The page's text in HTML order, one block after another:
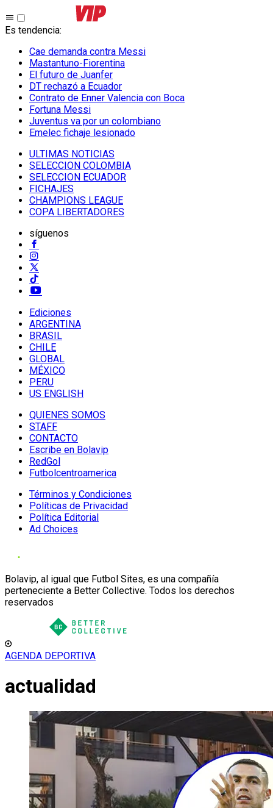
Es tendencia:
Cae demanda contra Messi
Mastantuno-Fiorentina
El futuro de Juanfer
DT rechazó a Ecuador
Contrato de Enner Valencia con Boca
Fortuna Messi
Juventus va por un colombiano
Emelec fichaje lesionado
ULTIMAS NOTICIAS
SELECCION COLOMBIA
SELECCION ECUADOR
FICHAJES
CHAMPIONS LEAGUE
COPA LIBERTADORES
síguenos
Ediciones
ARGENTINA
BRASIL
CHILE
GLOBAL
MÉXICO
PERU
US ENGLISH
QUIENES SOMOS
STAFF
CONTACTO
Escribe en Bolavip
RedGol
Futbolcentroamerica
Términos y Condiciones
Políticas de Privacidad
Política Editorial
Ad Choices
Bolavip, al igual que Futbol Sites, es una compañía
perteneciente a Better Collective. Todos los derechos
reservados
AGENDA DEPORTIVA
actualidad